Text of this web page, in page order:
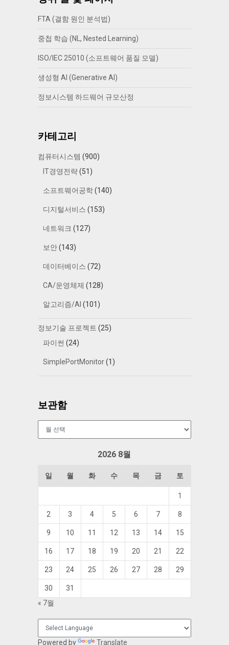
FTA (결함 원인 분석법)
중첩 학습 (NL, Nested Learning)
ISO/IEC 25010 (소프트웨어 품질 모델)
생성형 AI (Generative AI)
정보시스템 하드웨어 규모산정
카테고리
컴퓨터시스템 (900)
IT경영전략(51)
소프트웨어공학(140)
디지털서비스 (153)
네트워크 (127)
보안(143)
데이터베이스 (72)
CA/운영체제 (128)
알고리즘/AI (101)
정보기술 프로젝트 (25)
파이썬 (24)
SimplePortMonitor(1)
보관함
2026 8월
일 월 화 수 목 금 토
1
2 3 4 5 6 7 8
9 10 11 12 13 14 15
16 17 18 19 20 21 22
23 24 25 26 27 28 29
30
31
« 7월
Powered by Translate